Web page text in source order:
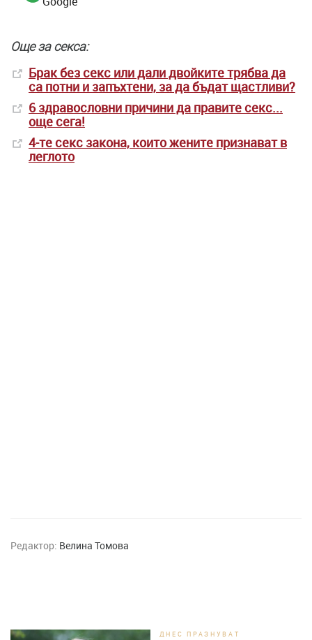
Още за секса:
Брак без секс или дали двойките трябва да
са потни и запъхтени, за да бъдат щастливи?
6 здравословни причини да правите секс...
още сега!
4-те секс закона, които жените признават в
леглото
Редактор: Велина Томова
ДНЕС ПРАЗНУВАТ